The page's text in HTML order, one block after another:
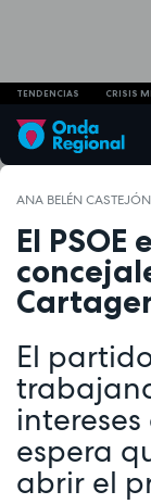
TENDENCIAS CRISIS
ANA BELÉN CASTEJÓN
El PSOE
El
intereses
espera
abrir el